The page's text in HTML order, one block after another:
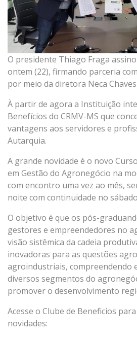
O presidente Thiago Fraga
ontem (22), firmando parceria
por meio da diretora Neca
À partir de agora a Instituição
Benefícios do CRMV-MS que
vantagens aos servidores e
Autarquia.
A grande novidade é o novo
em Gestão do Agronegócio na
com encontro uma vez ao mês,
noite com continuidade no
O objetivo é que os pós-
gestores e empreendedores no
visão sistêmica da cadeia
inovadoras para as questões
agroindustriais, compreendendo
diversos segmentos do
promover o desenvolvimento
Acesse o Clube de Beneficios
novidades: